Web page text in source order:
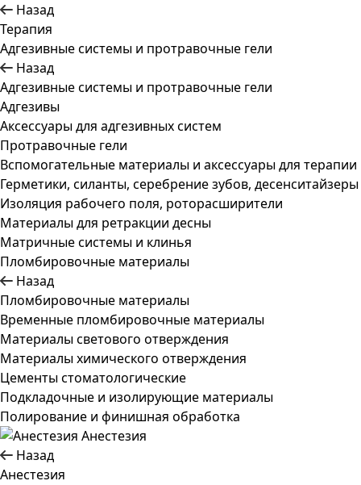
Назад
Терапия
Адгезивные системы и протравочные гели
Назад
Адгезивные системы и протравочные гели
Адгезивы
Аксессуары для адгезивных систем
Протравочные гели
Вспомогательные материалы и аксессуары для терапии
Герметики, силанты, серебрение зубов, десенситайзеры
Изоляция рабочего поля, роторасширители
Материалы для ретракции десны
Матричные системы и клинья
Пломбировочные материалы
Назад
Пломбировочные материалы
Временные пломбировочные материалы
Материалы светового отверждения
Материалы химического отверждения
Цементы стоматологические
Подкладочные и изолирующие материалы
Полирование и финишная обработка
Анестезия
Назад
Анестезия